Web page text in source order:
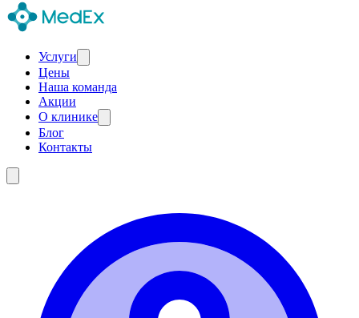
Услуги
Цены
Наша команда
Акции
О клинике
Блог
Контакты